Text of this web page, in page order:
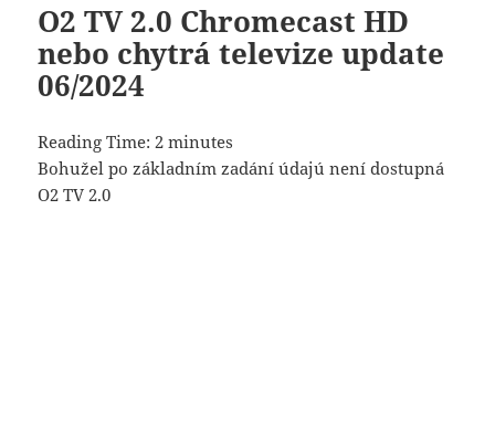
O2 TV 2.0 Chromecast HD
nebo chytrá televize update
06/2024
Reading Time:2 minutes
Bohužel po základním zadání údajú není dostupná
O2 TV 2.0